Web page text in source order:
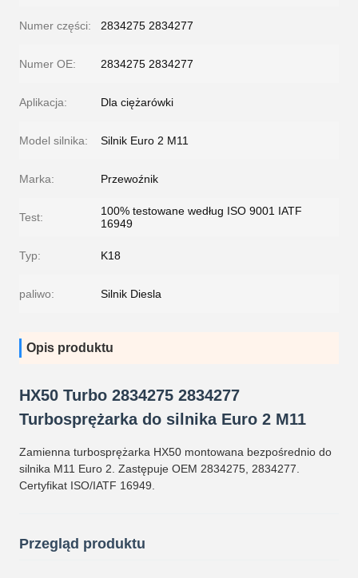
Numer części: 2834275 2834277
Numer OE: 2834275 2834277
Aplikacja: Dla ciężarówki
Model silnika: Silnik Euro 2 M11
Marka: Przewoźnik
Test:
100% testowane według ISO 9001 IATF
16949
Typ: K18
paliwo: Silnik Diesla
Opis produktu
HX50 Turbo 2834275 2834277
Turbosprężarka do silnika Euro 2 M11
Zamienna turbosprężarka HX50 montowana bezpośrednio do
silnika M11 Euro 2. Zastępuje OEM 2834275, 2834277.
Certyfikat ISO/IATF 16949.
Przegląd produktu